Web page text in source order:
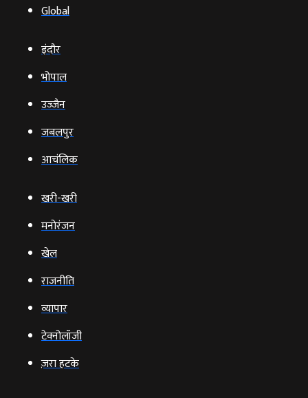
Global
इंदौर
भोपाल
उज्‍जैन
जबलपुर
आचंलिक
खरी-खरी
मनोरंजन
खेल
राजनीति
व्‍यापार
टेक्‍नोलॉजी
ज़रा हटके